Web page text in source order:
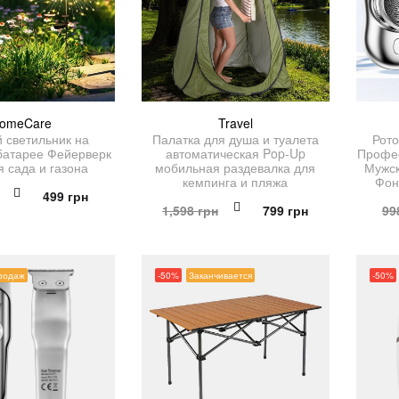
на
Фейерверк
сада и газона
Первоначальная
499 грнТекущая
Travel
Палатка для душа и туалета
автоматическая Pop-Up
мобильная раздевалка для
кемпинга и пляжа
1,598грн
Первоначальная
799 грнТекущая
-50% Заканчивается -50%